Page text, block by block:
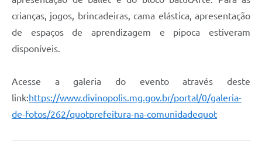
crianças, jogos, brincadeiras, cama elástica, apresentação
de espaços de aprendizagem e pipoca estiveram
disponíveis.
Acesse a galeria do evento através deste
link:https://www.divinopolis.mg.gov.br/portal/0/galeria-
de-fotos/262/quotprefeitura-na-comunidadequot